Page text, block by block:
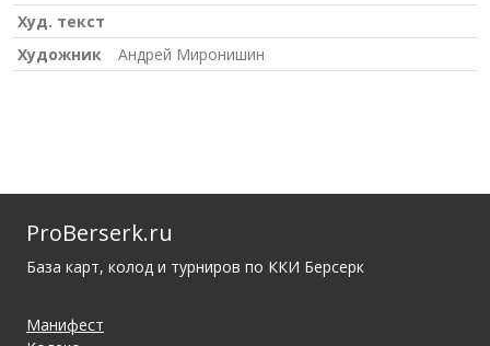
Худ. текст
Художник
Андрей Миронишин
ProBerserk.ru
База карт, колод и турниров по ККИ Берсерк
Манифест